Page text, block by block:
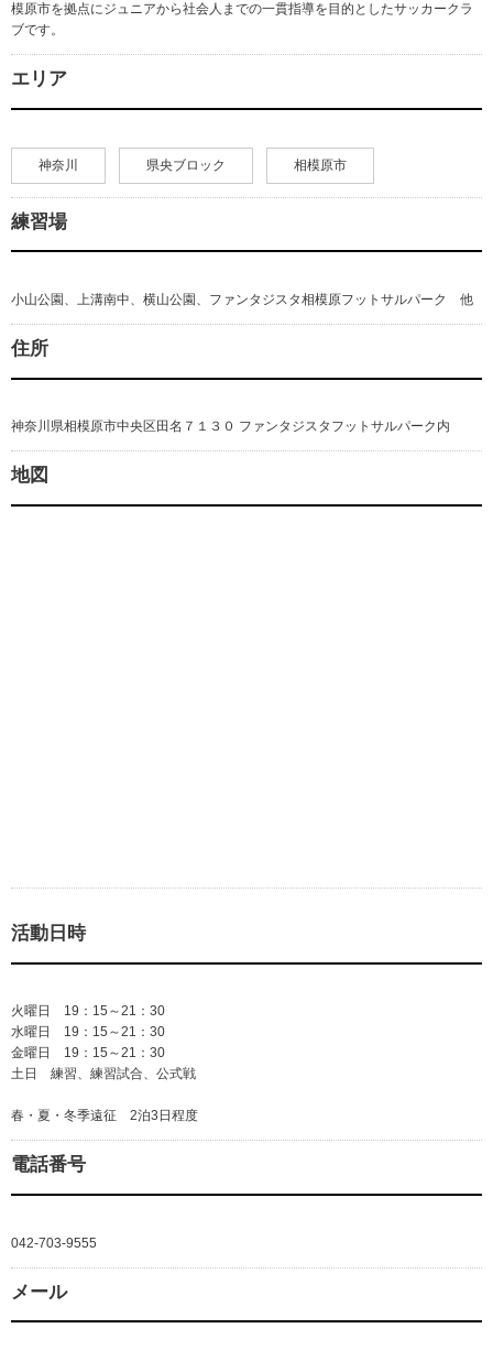
模原市を拠点にジュニアから社会人までの一貫指導を目的としたサッカークラ
ブです。
エリア
神奈川 県央ブロック 相模原市
練習場
小山公園、上溝南中、横山公園、ファンタジスタ相模原フットサルパーク 他
住所
神奈川県相模原市中央区田名７１３０ ファンタジスタフットサルパーク内
地図
活動日時
火曜日 19：15～21：30
水曜日 19：15～21：30
金曜日 19：15～21：30
土日 練習、練習試合、公式戦
春・夏・冬季遠征 2泊3日程度
電話番号
042-703-9555
メール